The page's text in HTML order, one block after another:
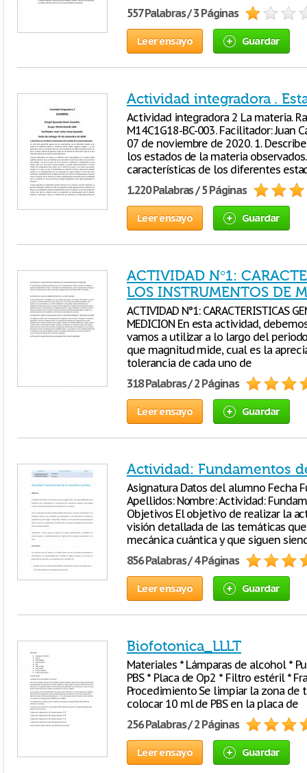
557 Palabras / 3 Páginas
Leer ensayo Guardar
Actividad integradora .
Actividad integradora 2 La materia.
M14C1G18-BC-003. Facilitador: Juan
07 de noviembre de 2020. 1.
los estados de la materia
características de los diferentes
1.220 Palabras / 5 Páginas
Leer ensayo Guardar
ACTIVIDAD N°1:
LOS INSTRUMENTOS DE
ACTIVIDAD N°1: CARACTERISTICAS
MEDICION En esta actividad,
vamos a utilizar a lo largo del
que magnitud mide, cual es la
tolerancia de cada uno de
318 Palabras / 2 Páginas
Leer ensayo Guardar
Actividad: Fundamentos
Asignatura Datos del alumno Fecha
Apellidos: Nombre: Actividad:
Objetivos El objetivo de realizar la
visión detallada de las temáticas
mecánica cuántica y que siguen
856 Palabras / 4 Páginas
Leer ensayo Guardar
Biofotonica_LLLT
Materiales * Lámparas de alcohol *
PBS * Placa de Op2 * Filtro estéril *
Procedimiento Se limpiar la zona de
colocar 10 ml de PBS en la placa de
256 Palabras / 2 Páginas
Leer ensayo Guardar